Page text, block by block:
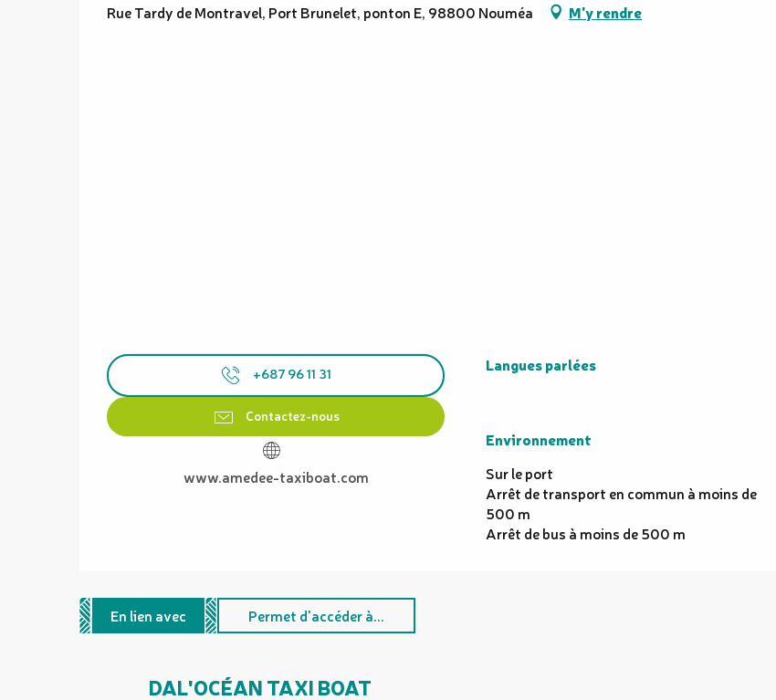
Rue Tardy de Montravel, Port Brunelet, ponton E, 98800 Nouméa M'y rendre
+687 96 11 31
Contactez-nous
www.amedee-taxiboat.com
Langues parlées
Langues parlées
Environnement
Environnement
Sur le port
Arrêt de transport en commun à moins de
500 m
Arrêt de bus à moins de 500 m
En lien avec Permet d'accéder à...
DAL'OCÉAN TAXI BOAT